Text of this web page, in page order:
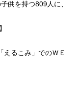
供を持つ809人に、
えるこみ」でのＷＥ